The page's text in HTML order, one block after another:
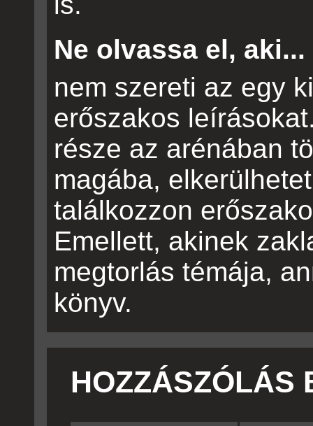
Ne olvassa el, aki...
nem szereti az egy
erőszakos
része az arénában
magába,
találkozzon
Emellett, akinek
megtorlás témája,
könyv.
HOZZÁSZÓLÁS